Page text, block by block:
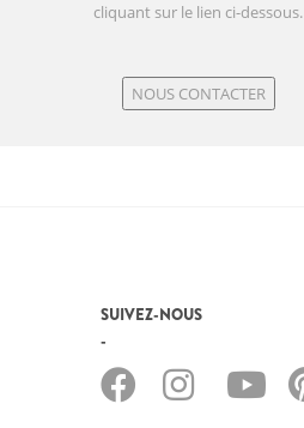
cliquant sur le lien ci-dessous.
NOUS CONTACTER
SUIVEZ-NOUS